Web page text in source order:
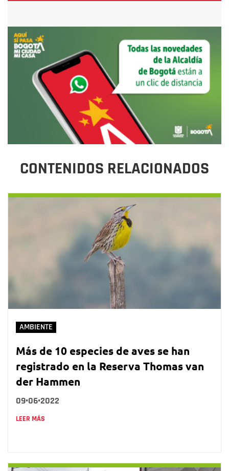
CONTENIDOS RELACIONADOS
AMBIENTE
Más de 10 especies de aves se han
registrado en la Reserva Thomas van
der Hammen
09•06•2022
LEER MÁS